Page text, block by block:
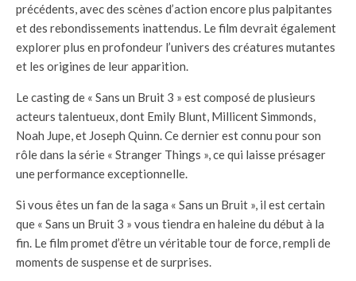
précédents, avec des scènes d’action encore plus palpitantes
et des rebondissements inattendus. Le film devrait également
explorer plus en profondeur l’univers des créatures mutantes
et les origines de leur apparition.
Le casting de « Sans un Bruit 3 » est composé de plusieurs
acteurs talentueux, dont Emily Blunt, Millicent Simmonds,
Noah Jupe, et Joseph Quinn. Ce dernier est connu pour son
rôle dans la série « Stranger Things », ce qui laisse présager
une performance exceptionnelle.
Si vous êtes un fan de la saga « Sans un Bruit », il est certain
que « Sans un Bruit 3 » vous tiendra en haleine du début à la
fin. Le film promet d’être un véritable tour de force, rempli de
moments de suspense et de surprises.